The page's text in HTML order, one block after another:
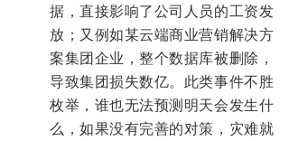
据，直接影响了公司人员的工资发
放；又例如某云端商业营销解决方
案集团企业，整个数据库被删除，
导致集团损失数亿。此类事件不胜
枚举，谁也无法预测明天会发生什
么，如果没有完善的对策，灾难就